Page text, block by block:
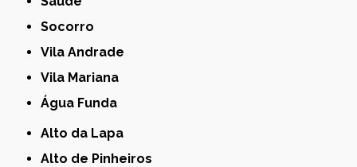
Socorro
Vila Andrade
Vila Mariana
Água Funda
Alto da Lapa
Alto de Pinheiros